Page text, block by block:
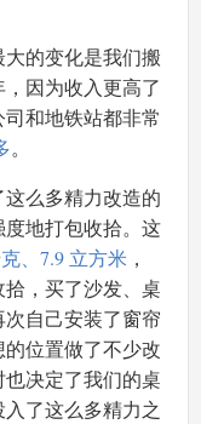
的变化是我们搬
因为收入更高了
和地铁站都非常
。
么多精力改造的
地打包收拾。这
、7.9 立方米 ，
，买了沙发、桌
自己安装了窗帘
位置做了不少改
决定了我们的桌
了这么多精力之